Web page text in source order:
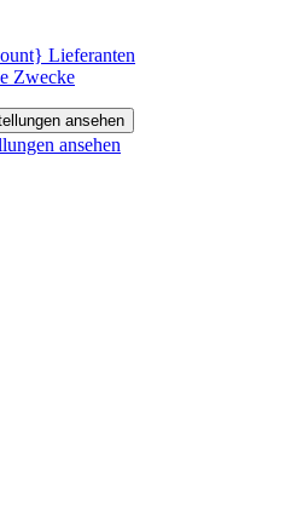
Lieferanten
Zwecke
ansehen
ansehen